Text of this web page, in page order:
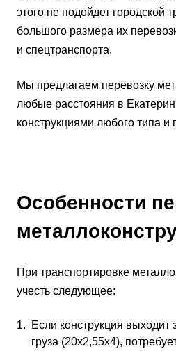
этого не подойдет городской
большого размера их
и спецтранспорта.
Мы предлагаем перевозку
любые расстояния в
конструкциями любого типа и
Особенности
При транспортировке
учесть следующее:
Если конструкция выходит
груза (20х2,55х4),